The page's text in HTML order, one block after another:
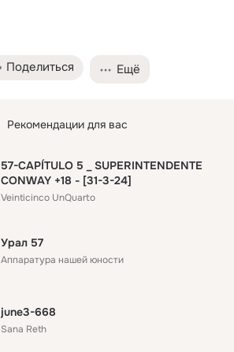
Поделиться Ещё
Рекомендации для вас
57-CAPÍTULO 5 _ SUPERINTENDENTE
CONWAY +18 - [31-3-24]
Veinticinco UnQuarto
Урал 57
Аппаратура нашей юности
june3-668
Sana Reth